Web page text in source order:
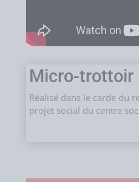
Micro-trottoir
Réalisé dans le carde du
projet social du centre